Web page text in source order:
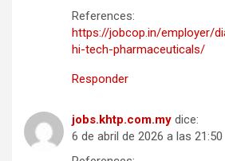
References:
https://jobcop.in/employer/
hi-tech-pharmaceuticals/
Responder
jobs.khtp.com.my dice:
6 de abril de 2026 a las 21:50